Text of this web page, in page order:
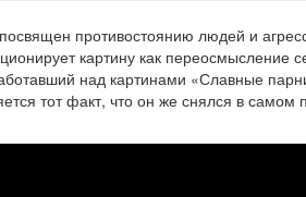
противостоянию людей и
картину как переосмысление
над картинами «Славные
тот факт, что он же снялся в